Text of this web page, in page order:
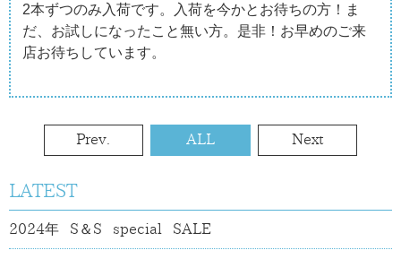
2本ずつのみ入荷です。入荷を今かとお待ちの方！ま
だ、お試しになったこと無い方。是非！お早めのご来
店お待ちしています。
Prev. ALL Next
LATEST
2024年 S＆S special SALE